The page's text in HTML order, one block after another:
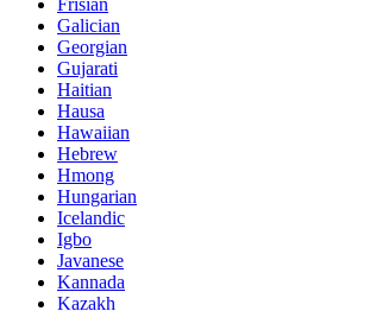
Frisian
Galician
Georgian
Gujarati
Haitian
Hausa
Hawaiian
Hebrew
Hmong
Hungarian
Icelandic
Igbo
Javanese
Kannada
Kazakh